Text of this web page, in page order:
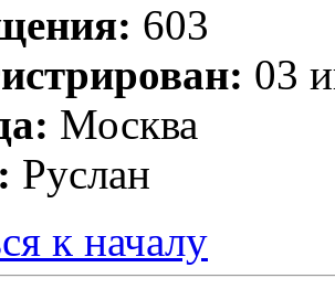
603
03
Москва
Руслан
к началу